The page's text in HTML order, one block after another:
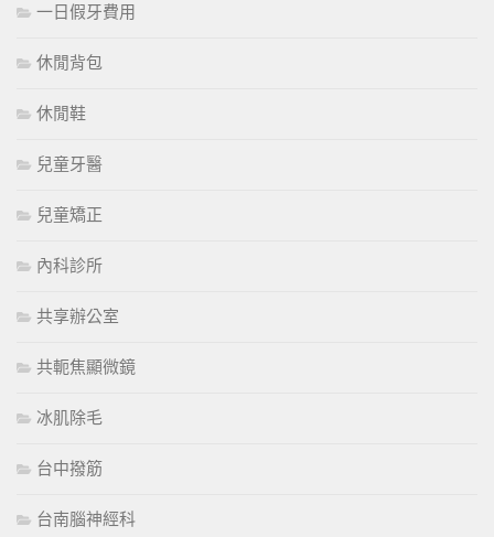
一日假牙費用
休閒背包
休閒鞋
兒童牙醫
兒童矯正
內科診所
共享辦公室
共軛焦顯微鏡
冰肌除毛
台中撥筋
台南腦神經科